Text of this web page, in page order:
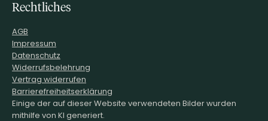
Rechtliches
AGB
Impressum
Datenschutz
Widerrufsbelehrung
Vertrag widerrufen
Barrierefreiheitserklärung
Einige der auf dieser Website verwendeten Bilder wurden
mithilfe von KI generiert.